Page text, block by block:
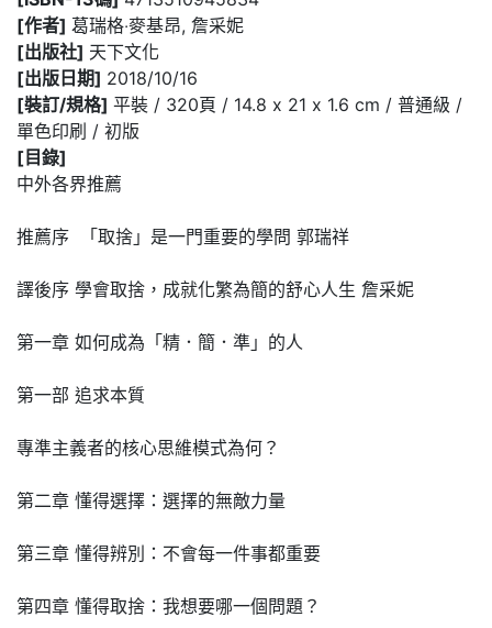
[作者]
葛瑞格‧麥基昂, 詹采妮
[出版社] 天下文化
[出版日期] 2018/10/16
[裝訂/規格] 平裝 / 320頁 / 14.8 x 21 x 1.6 cm / 普通級 /
單色印刷 / 初版
[目錄]
中外各界推薦
推薦序 「取捨」是一門重要的學問 郭瑞祥
譯後序 學會取捨，成就化繁為簡的舒心人生 詹采妮
第一章 如何成為「精．簡．準」的人
第一部 追求本質
專準主義者的核心思維模式為何？
第二章 懂得選擇：選擇的無敵力量
第三章 懂得辨別：不會每一件事都重要
第四章 懂得取捨：我想要哪一個問題？